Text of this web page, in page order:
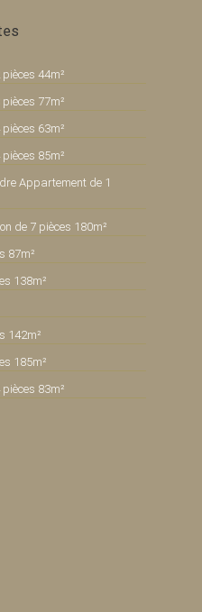
44m²
77m²
63m²
85m²
Appartement de 1
de 7 pièces 180m²
87m²
138m²
142m²
185m²
83m²